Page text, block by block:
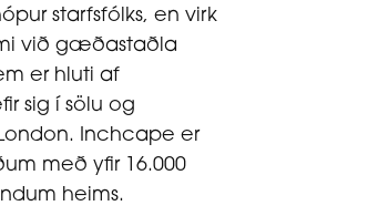
starfsfólks, en virk
við gæðastaðla
er hluti af
sig í sölu og
Inchcape er
með yfir 16.000
heims.